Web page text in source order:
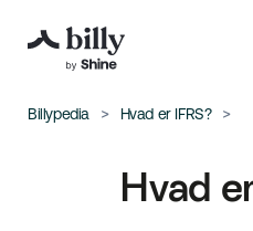
Billypedia Hvad er IFRS?
Hvad